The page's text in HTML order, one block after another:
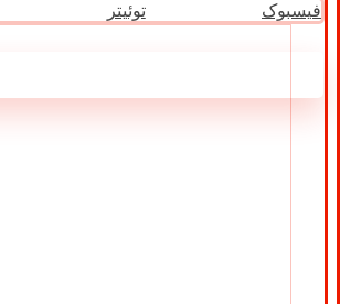
فیسبوک توئیتر